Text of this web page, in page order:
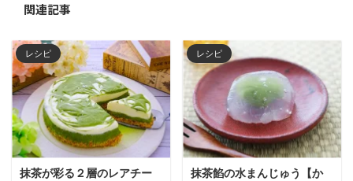
関連記事
レシピ
抹茶が彩る２層のレアチー
レシピ
抹茶餡の水まんじゅう【か